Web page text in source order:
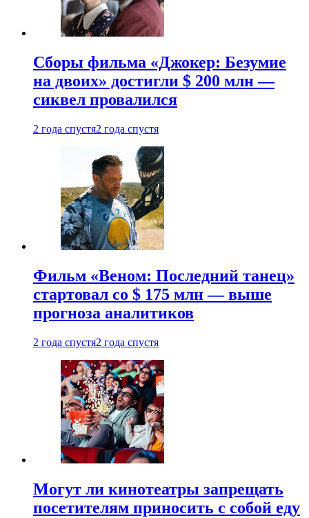
Сборы фильма «Джокер: Безумие
на двоих» достигли $ 200 млн —
сиквел провалился
2 года спустя2 года спустя
Фильм «Веном: Последний танец»
стартовал со $ 175 млн — выше
прогноза аналитиков
2 года спустя2 года спустя
Могут ли кинотеатры запрещать
посетителям приносить с собой еду